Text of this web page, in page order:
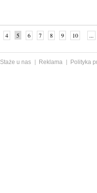
4 5 6 7 8 9 10 ...
Staże u nas Reklama
Polityka